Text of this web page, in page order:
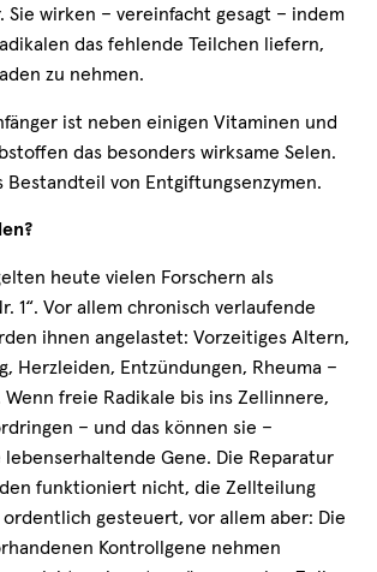
Sie wirken – vereinfacht gesagt – indem
das fehlende Teilchen liefern,
zu nehmen.
ist neben einigen Vitaminen und
das besonders wirksame Selen.
Bestandteil von Entgiftungsenzymen.
heute vielen Forschern als
1“. Vor allem chronisch verlaufende
ihnen angelastet: Vorzeitiges Altern,
Herzleiden, Entzündungen, Rheuma –
Wenn freie Radikale bis ins Zellinnere,
– und das können sie –
lebenserhaltende Gene. Die Reparatur
funktioniert nicht, die Zellteilung
gesteuert, vor allem aber: Die
Kontrollgene nehmen